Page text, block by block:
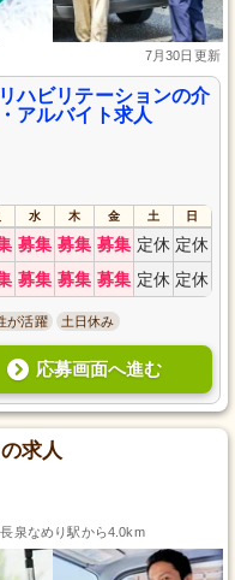
7月30日更新
ハビリテーションの介
アルバイト求人
水 木 金 土 日
募集 募集 募集 定休 定休
募集 募集 募集 定休 定休
が活躍 土日休み
応募画面へ進む
求人
泉なめり駅から4.0km